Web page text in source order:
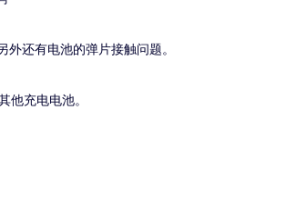
还有电池的弹片接触问题。
他充电电池。